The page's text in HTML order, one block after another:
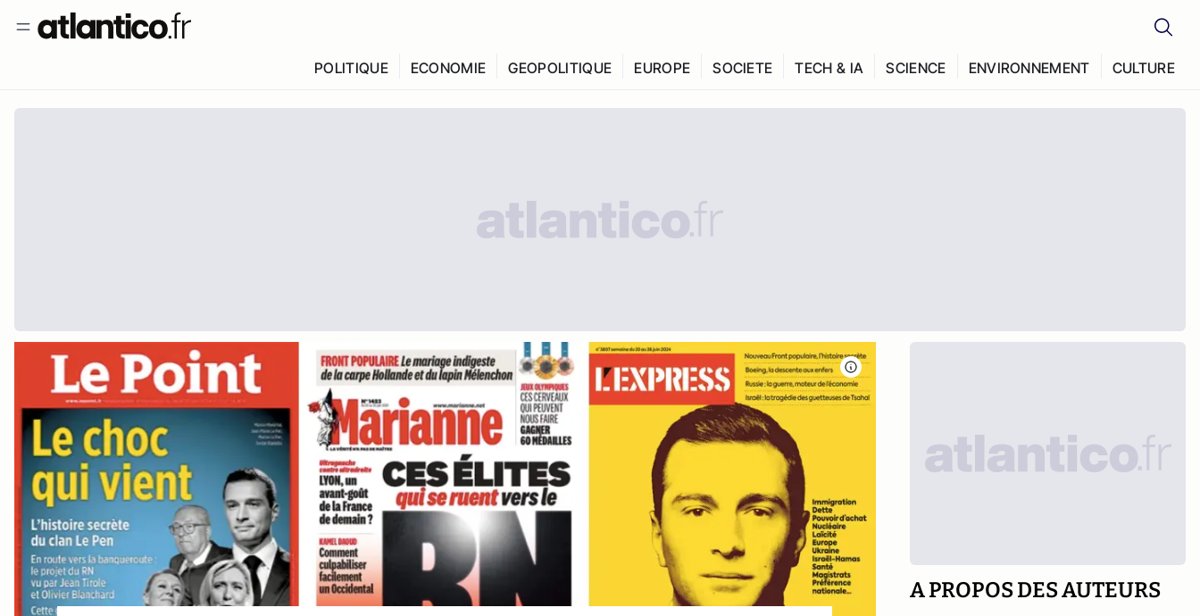
POLITIQUE ECONOMIE GEOPOLITIQUE EUROPE SOCIETE TECH & IA SCIENCE ENVIRONNEMENT CULTURE
A PROPOS DES AUTEURS